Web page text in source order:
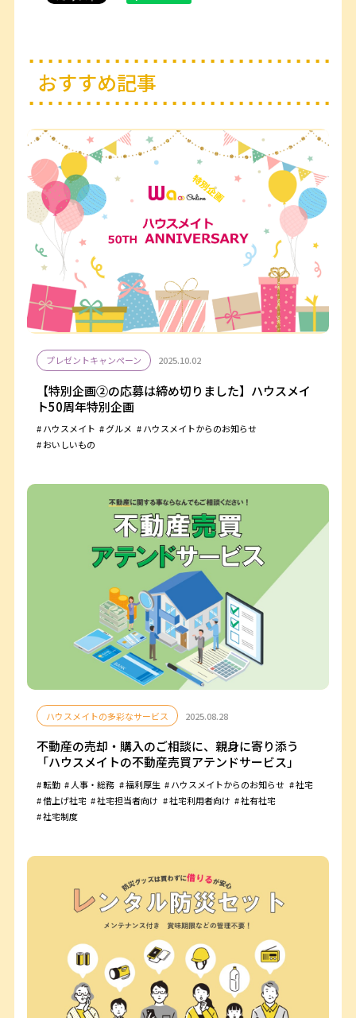
おすすめ記事
プレゼントキャンペーン 2025.10.02
【特別企画②の応募は締め切りました】ハウスメイ
ト50周年特別企画
ハウスメイト グルメ
ハウスメイトからのお知らせ
おいしいもの
ハウスメイトの多彩なサービス 2025.08.28
不動産の売却・購入のご相談に、親身に寄り添う
「ハウスメイトの不動産売買アテンドサービス」
転勤 人事・総務 福利厚生 ハウスメイトからのお知らせ
社宅
借上げ社宅
社宅担当者向け 社宅利用者向け
社有社宅
社宅制度